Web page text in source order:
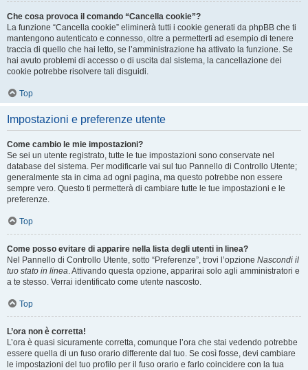
Che cosa provoca il comando “Cancella cookie”?
La funzione “Cancella cookie” eliminerà tutti i cookie generati da phpBB che ti
mantengono autenticato e connesso, oltre a permetterti ad esempio di tenere
traccia di quello che hai letto, se l’amministrazione ha attivato la funzione. Se
hai avuto problemi di accesso o di uscita dal sistema, la cancellazione dei
cookie potrebbe risolvere tali disguidi.
Top
Impostazioni e preferenze utente
Come cambio le mie impostazioni?
Se sei un utente registrato, tutte le tue impostazioni sono conservate nel
database del sistema. Per modificarle vai sul tuo Pannello di Controllo Utente;
generalmente sta in cima ad ogni pagina, ma questo potrebbe non essere
sempre vero. Questo ti permetterà di cambiare tutte le tue impostazioni e le
preferenze.
Top
Come posso evitare di apparire nella lista degli utenti in linea?
Nel Pannello di Controllo Utente, sotto “Preferenze”, trovi l’opzione Nascondi il
tuo stato in linea. Attivando questa opzione, apparirai solo agli amministratori e
a te stesso. Verrai identificato come utente nascosto.
Top
L’ora non è corretta!
L’ora è quasi sicuramente corretta, comunque l’ora che stai vedendo potrebbe
essere quella di un fuso orario differente dal tuo. Se così fosse, devi cambiare
le impostazioni del tuo profilo per il fuso orario e farlo coincidere con la tua